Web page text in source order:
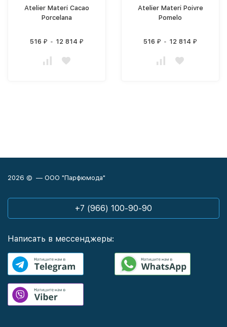
Atelier Materi Cacao
Porcelana
516 ₽ - 12 814 ₽
Atelier Materi Poivre
Pomelo
516 ₽ - 12 814 ₽
2026 © — ООО "Парфюмода"
+7 (966) 100-90-90
Написать в мессенджеры: